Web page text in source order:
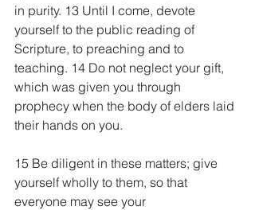
in purity. 13 Until I come, devote
yourself to the public reading of
Scripture, to preaching and to
teaching. 14 Do not neglect your gift,
which was given you through
prophecy when the body of elders laid
their hands on you.
15 Be diligent in these matters; give
yourself wholly to them, so that
everyone may see your